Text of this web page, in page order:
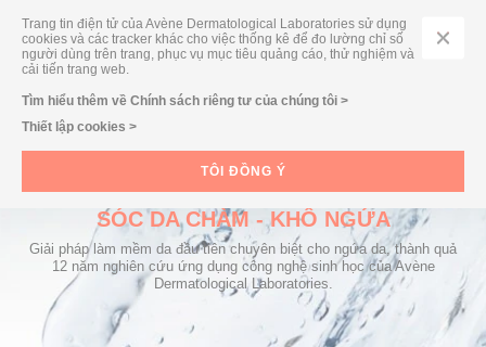
Trang tin điện tử của Avène Dermatological Laboratories sử dụng
cookies và các tracker khác cho việc thống kê để đo lường chỉ số
người dùng trên trang, phục vụ mục tiêu quảng cáo, thử nghiệm và
cải tiến trang web.
Tìm hiểu thêm về Chính sách riêng tư của chúng tôi >
Thiết lập cookies >
TÔI ĐỒNG Ý
TÌM KIẾM THEO DÒNG SẢN PHẨM/ THEO NHU CẦU
DÒNG SẢN PHẨM XERACALM A.D CHĂM
SÓC DA CHÀM - KHÔ NGỨA
Giải pháp làm mềm da đầu tiên chuyên biệt cho ngứa da, thành quả
12 năm nghiên cứu ứng dụng công nghệ sinh học của Avène
Dermatological Laboratories.